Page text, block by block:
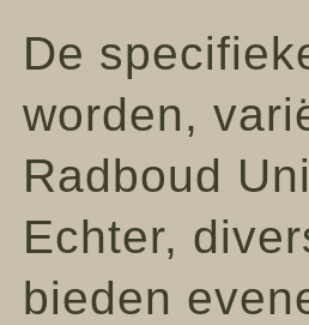
De
worden,
Radboud
Echter,
bieden